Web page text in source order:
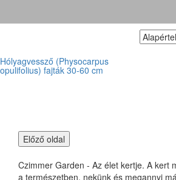
Hólyagvessző (Physocarpus
opulifolius) fajták 30-60 cm
Czimmer Garden - Az élet kertje. A kert
a természetben, nekünk és megannyi